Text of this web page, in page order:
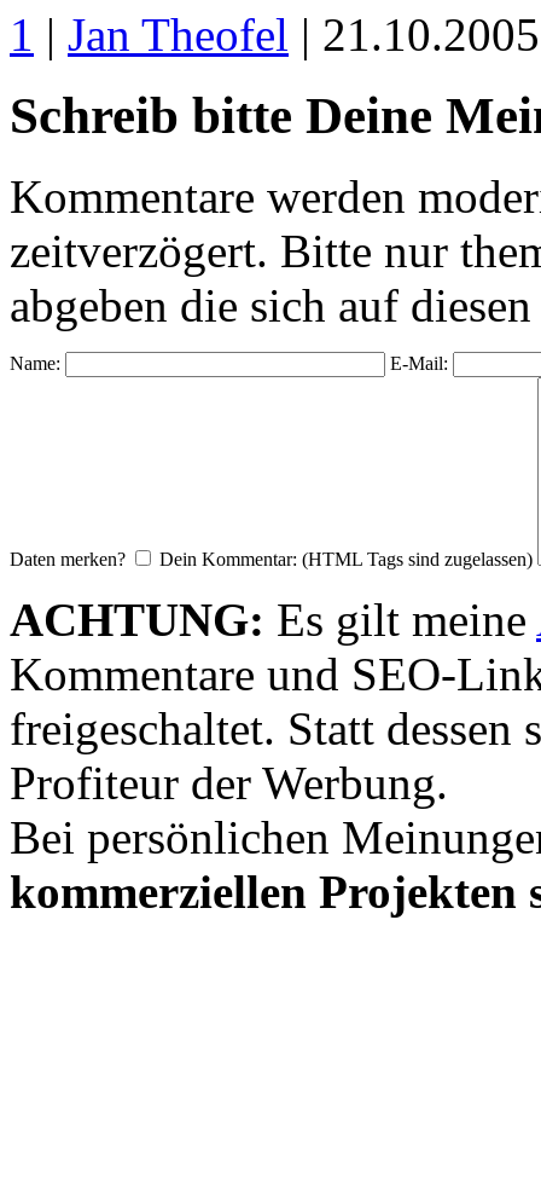
1 | Jan Theofel |
Schreib bitte Deine
Kommentare werden
zeitverzögert. Bitte nur
abgeben die sich auf
Name: E-Mail:
Daten merken? Dein Kommentar: (HTML Tags sind zugelassen)
ACHTUNG: Es gilt meine
Kommentare und SEO-
freigeschaltet. Statt dessen
Profiteur der Werbung.
Bei persönlichen
kommerziellen Projekten